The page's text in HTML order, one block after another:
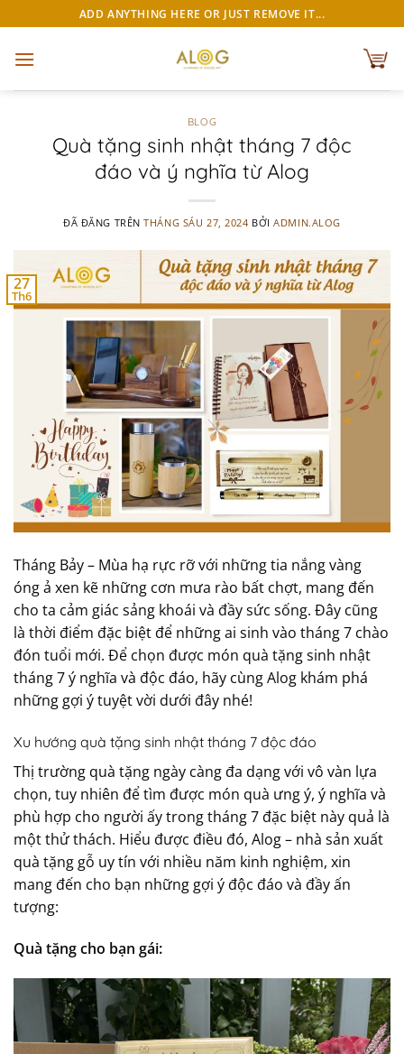
đến
nội
ADD ANYTHING HERE OR JUST REMOVE IT...
BLOG
Quà tặng sinh nhật tháng 7 độc
đáo và ý nghĩa từ Alog
ĐÃ ĐĂNG TRÊNTHÁNG SÁU 27, 2024 BỞIADMIN.ALOG
27
Th6
Tháng Bảy – Mùa hạ rực rỡ với những tia nắng vàng
óng ả xen kẽ những cơn mưa rào bất chợt, mang đến
cho ta cảm giác sảng khoái và đầy sức sống. Đây cũng
là thời điểm đặc biệt để những ai sinh vào tháng 7 chào
đón tuổi mới. Để chọn được món quà tặng sinh nhật
tháng 7 ý nghĩa và độc đáo, hãy cùng Alog khám phá
những gợi ý tuyệt vời dưới đây nhé!
Xu hướng quà tặng sinh nhật tháng 7 độc đáo
Thị trường quà tặng ngày càng đa dạng với vô vàn lựa
chọn, tuy nhiên để tìm được món quà ưng ý, ý nghĩa và
phù hợp cho người ấy trong tháng 7 đặc biệt này quả là
một thử thách. Hiểu được điều đó, Alog – nhà sản xuất
quà tặng gỗ uy tín với nhiều năm kinh nghiệm, xin
mang đến cho bạn những gợi ý độc đáo và đầy ấn
tượng:
Quà tặng cho bạn gái: